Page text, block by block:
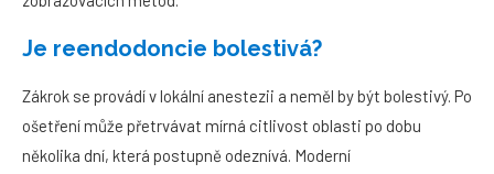
Je reendodoncie bolestivá?
Zákrok se provádí v lokální anestezii a neměl by být bolestivý. Po
ošetření může přetrvávat mírná citlivost oblasti po dobu
několika dní, která postupně odeznívá. Moderní